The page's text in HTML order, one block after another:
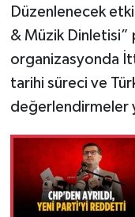
Düzenlenecek
& Müzik Dinletisi”
organizasyonda
tarihi süreci ve
değerlendirmeler